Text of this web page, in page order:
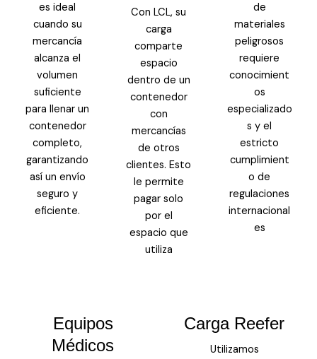
es ideal
cuando su
mercancía
alcanza el
volumen
suficiente
para llenar un
contenedor
completo,
garantizando
así un envío
seguro y
eficiente.
Con LCL, su
carga
comparte
espacio
dentro de un
contenedor
con
mercancías
de otros
clientes. Esto
le permite
pagar solo
por el
espacio que
utiliza
de
materiales
peligrosos
requiere
conocimient
os
especializado
s y el
estricto
cumplimient
o de
regulaciones
internacional
es
Equipos
Médicos
Carga Reefer
Utilizamos